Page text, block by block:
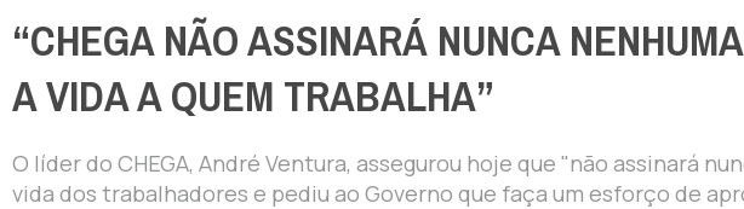
“CHEGA NÃO ASSINARÁ NUNCA
A VIDA A QUEM TRABALHA”
O líder do CHEGA, André Ventura, assegurou hoje que "não assinará
vida dos trabalhadores e pediu ao Governo que faça um esforço de